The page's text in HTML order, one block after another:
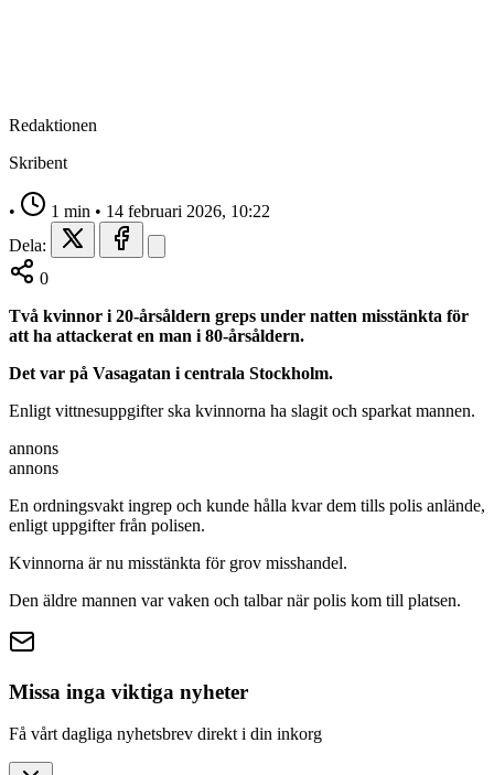
Redaktionen
Skribent
• 1 min • 14 februari 2026, 10:22
Dela:
0
Två kvinnor i 20-årsåldern greps under natten misstänkta för
att ha attackerat en man i 80-årsåldern.
Det var på Vasagatan i centrala Stockholm.
Enligt vittnesuppgifter ska kvinnorna ha slagit och sparkat mannen.
annons
annons
En ordningsvakt ingrep och kunde hålla kvar dem tills polis anlände,
enligt uppgifter från polisen.
Kvinnorna är nu misstänkta för grov misshandel.
Den äldre mannen var vaken och talbar när polis kom till platsen.
Missa inga viktiga nyheter
Få vårt dagliga nyhetsbrev direkt i din inkorg